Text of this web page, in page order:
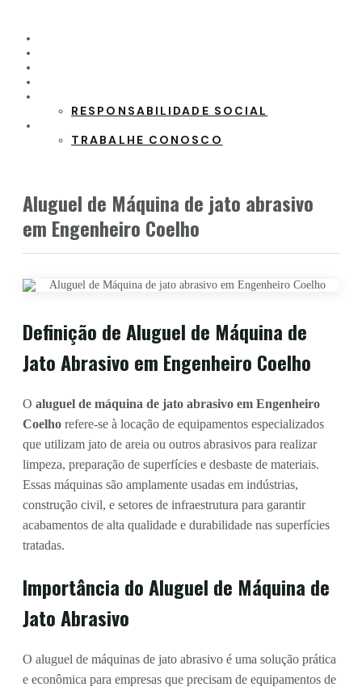
RESPONSABILIDADE SOCIAL
TRABALHE CONOSCO
Aluguel de Máquina de jato abrasivo
em Engenheiro Coelho
Definição de Aluguel de Máquina de
Jato Abrasivo em Engenheiro Coelho
O aluguel de máquina de jato abrasivo em Engenheiro
Coelho refere-se à locação de equipamentos especializados
que utilizam jato de areia ou outros abrasivos para realizar
limpeza, preparação de superfícies e desbaste de materiais.
Essas máquinas são amplamente usadas em indústrias,
construção civil, e setores de infraestrutura para garantir
acabamentos de alta qualidade e durabilidade nas superfícies
tratadas.
Importância do Aluguel de Máquina de
Jato Abrasivo
O aluguel de máquinas de jato abrasivo é uma solução prática
e econômica para empresas que precisam de equipamentos de